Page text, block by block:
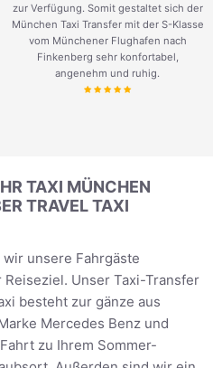
zur Verfügung. Somit gestaltet sich der
München Taxi Transfer mit der S-Klasse
vom Münchener Flughafen nach
Finkenberg sehr konfortabel,
angenehm und ruhig.
TAXI MÜNCHEN
TRAVEL TAXI
unsere Fahrgäste
Unser Taxi-Transfer
besteht zur gänze aus
Mercedes Benz und
zu Ihrem Sommer-